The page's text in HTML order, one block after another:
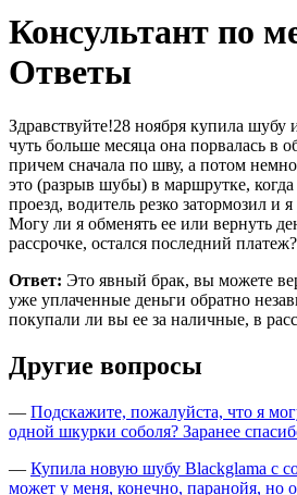
Консультант по
Ответы
Здравствуйте!28 ноября купила шубу
чуть больше месяца она порвалась в
причем сначала по шву, а потом
это (разрыв шубы) в маршрутке, когда
проезд, водитель резко затормозил и
Могу ли я обменять ее или вернуть
рассрочке, остался последний платеж?
Ответ: Это явный брак, вы можете
уже уплаченные деньги обратно
покупали ли вы ее за наличные, в
Другие вопросы
— Подскажите, пожалуйста, что я
одной шкурки соболя? Заранее
— Купила новую шубу Blackglama с
может у меня, конечно, паранойя, но